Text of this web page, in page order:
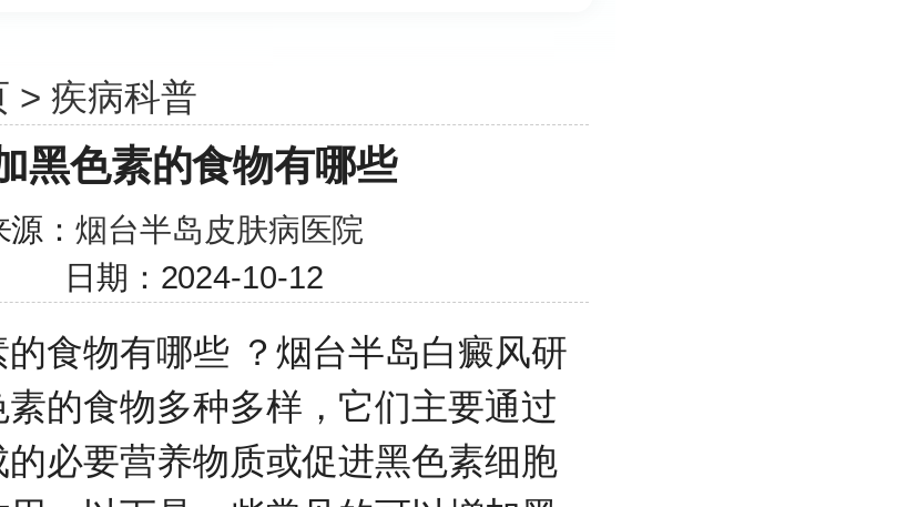
>疾病科普
黑色素的食物有哪些
源：烟台半岛皮肤病医院
日期：2024-10-12
食物有哪些 ？ 烟台半岛白癜风研
素的食物多种多样，它们主要通过
必要营养物质或促进黑色素细胞